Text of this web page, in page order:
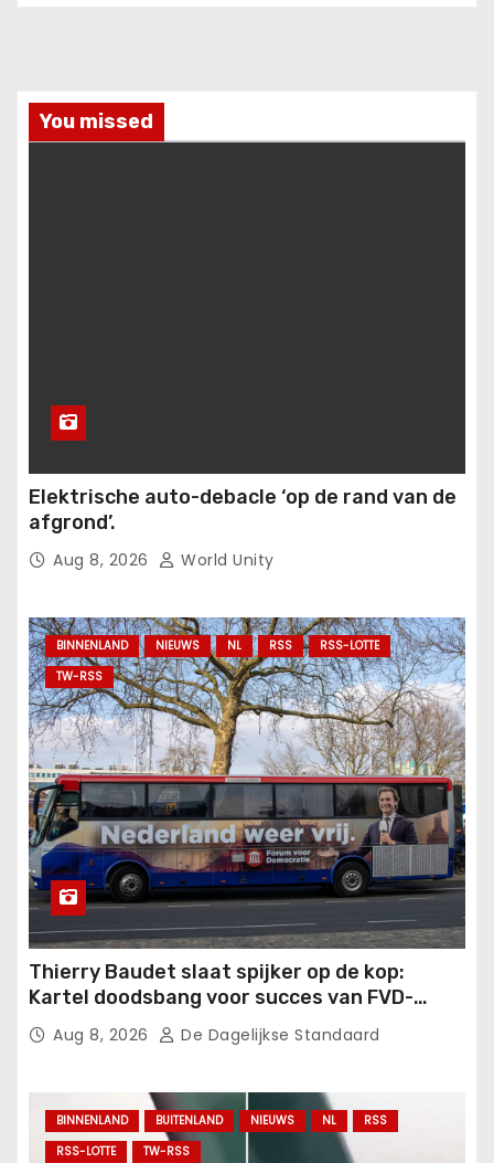
You missed
Elektrische auto-debacle ‘op de rand van de
afgrond’.
Aug 8, 2026 World Unity
BINNENLAND NIEUWS NL RSS
RSS-LOTTE
TW-RSS
Thierry Baudet slaat spijker op de kop:
Kartel doodsbang voor succes van FVD-
school.
Aug 8, 2026 De Dagelijkse Standaard
BINNENLAND BUITENLAND NIEUWS NL
RSS
RSS-LOTTE
TW-RSS